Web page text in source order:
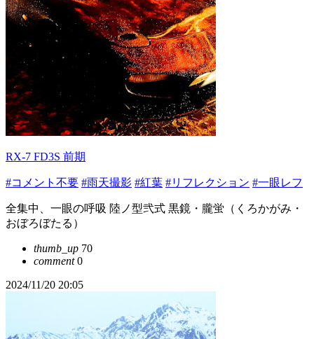
RX-7 FD3S 前期
#コメント不要 #雨天撮影 #紅葉 #リフレクション #一眼レフ
全集中、一眼の呼吸 陸ノ型弐式 黒鏡・朧蛍（くろかがみ・
おぼろぼたる）
thumb_up 70
comment0
2024/11/20 20:05